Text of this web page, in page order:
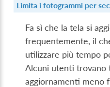
Limita i fotogrammi per
Fa sì che la tela si
frequentemente, il
utilizzare più tempo
Alcuni utenti trovano
aggiornamenti meno